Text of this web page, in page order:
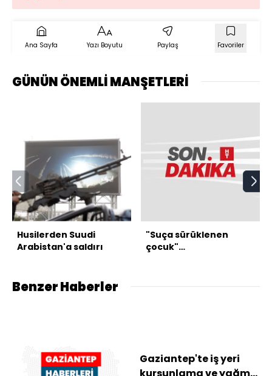
Ana Sayfa Yazı Boyutu Paylaş Favoriler
GÜNÜN ÖNEMLİ MANŞETLERİ
Husilerden Suudi
Arabistan'a saldırı
"Suça sürüklenen
çocuk"
Benzer Haberler
Gaziantep'te iş yeri
kurşunlama ve yağma